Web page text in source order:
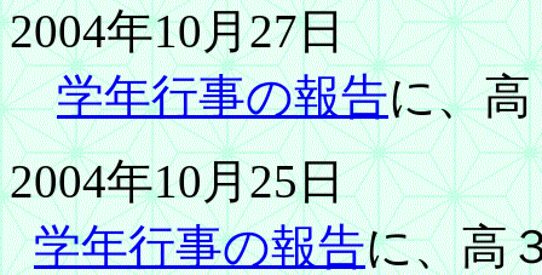
2004年10月27日
学年行事の報告に、
2004年10月25日
学年行事の報告に、高